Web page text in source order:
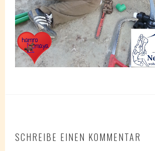
SCHREIBE EINEN KOMMENTAR